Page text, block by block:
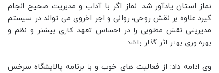
نماز استان یادآور شد: نماز اگر با آداب و مدیریت صحیح انجام
گیرد علاوه بر نقش روحی، روانی و اجر ‏اخروی می تواند در سیستم
مدیریتی نقش مطلوبی را در احساس تعهد کاری بیشتر و نظم و
بهره وری بهتر اثر گذار باشد.
وی ادامه داد: از ‏فعالیت های خوب و با برنامه پالایشگاه سرخس